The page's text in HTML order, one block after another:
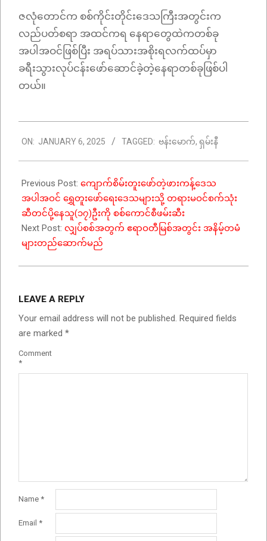
ဇလုံတောင်က စစ်ကိုင်းတိုင်းဒေသကြီးအတွင်းက
လည်ပတ်စရာ အထင်ကရ နေရာတွေထဲကတစ်ခု
အပါအဝင်ဖြစ်ပြီး အရပ်သားအစိုးရလက်ထပ်မှာ
ခရီးသွားလုပ်ငန်းဖော်ဆောင်ခဲ့တဲ့နေရာတစ်ခုဖြစ်ပါ
တယ်။
01-
06
ON: JANUARY 6, 2025 TAGGED: ဗန်းမောက်, ရှမ်းနီ
Previous Post: ကျောက်စိမ်းတူးဖော်တဲ့ဖားကန့်ဒေသ
အပါအဝင် ရွှေတူးဖော်ရေးဒေသများသို့ တရားမဝင်စက်သုံး
ဆီတင်ပို့နေသူ(၁၇)ဦးကို စစ်ကောင်စီဖမ်းဆီး
Next Post: လျှပ်စစ်အတွက် ဧရာဝတီမြစ်အတွင်း အနိမ့်တမံ
များတည်ဆောက်မည်
LEAVE A REPLY
Your email address will not be published. Required fields
are marked *
Comment
*
Name *
Email *